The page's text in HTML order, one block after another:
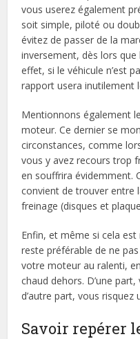
vous userez également
soit simple, piloté ou
évitez de passer de la
inversement, dès lors
effet, si le véhicule n’est
rapport usera inutilement
Mentionnons également
moteur. Ce dernier se
circonstances, comme
vous y avez recours trop
en souffrira évidemment.
convient de trouver entre
freinage (disques et
Enfin, et même si cela
reste préférable de ne
votre moteur au ralenti,
chaud dehors. D’une
d’autre part, vous
Savoir repérer